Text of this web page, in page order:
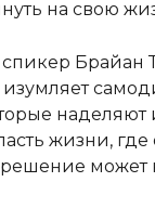
на свою
Брайан
наделяют
жизни,
может